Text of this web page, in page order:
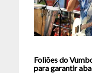
Foliões do
para garantir